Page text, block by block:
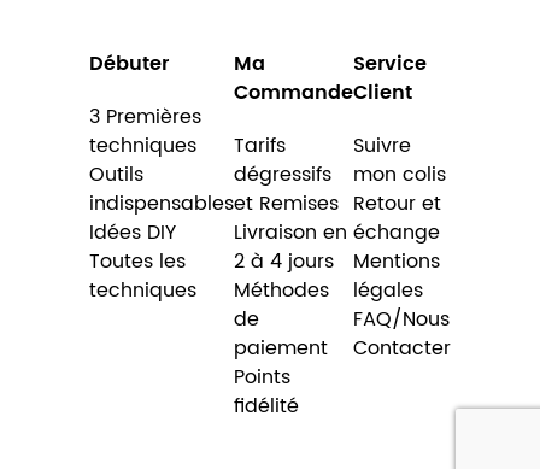
Débuter
3 Premières
techniques
Outils
indispensables
Idées DIY
Toutes les
techniques
Ma
Commande
Tarifs
dégressifs
et Remises
Livraison en
2 à 4 jours
Méthodes
de
paiement
Points
fidélité
Service
Client
Suivre
mon colis
Retour et
échange
Mentions
légales
FAQ/Nous
Contacter